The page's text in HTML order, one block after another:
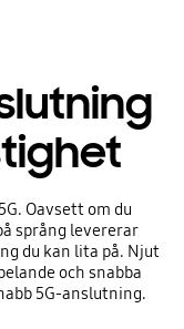
Oavsett om du
språng levererar
du kan lita på. Njut
och snabba
5G-anslutning.